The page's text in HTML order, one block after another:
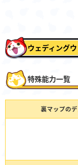
ウェディング
特殊能力一覧
裏マップの